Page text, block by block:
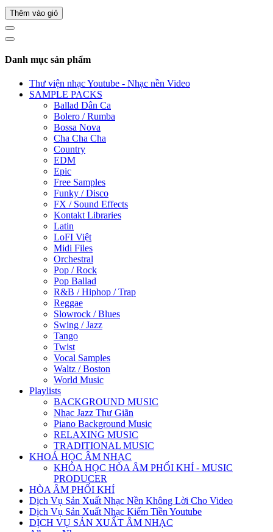
Thêm vào giỏ
Danh mục sản phẩm
Thư viện nhạc Youtube - Nhạc nền Video
SAMPLE PACKS
Ballad Dân Ca
Bolero / Rumba
Bossa Nova
Cha Cha Cha
Country
EDM
Epic
Free Samples
Funky / Disco
FX / Sound Effects
Kontakt Libraries
Latin
LoFI Việt
Midi Files
Orchestral
Pop / Rock
Pop Ballad
R&B / Hiphop / Trap
Reggae
Slowrock / Blues
Swing / Jazz
Tango
Twist
Vocal Samples
Waltz / Boston
World Music
Playlists
BACKGROUND MUSIC
Nhạc Jazz Thư Giãn
Piano Background Music
RELAXING MUSIC
TRADITIONAL MUSIC
KHOÁ HỌC ÂM NHẠC
KHÓA HỌC HÒA ÂM PHỐI KHÍ - MUSIC
PRODUCER
HÒA ÂM PHỐI KHÍ
Dịch Vụ Sản Xuất Nhạc Nền Không Lời Cho Video
Dịch Vụ Sản Xuất Nhạc Kiếm Tiền Youtube
DỊCH VỤ SẢN XUẤT ÂM NHẠC